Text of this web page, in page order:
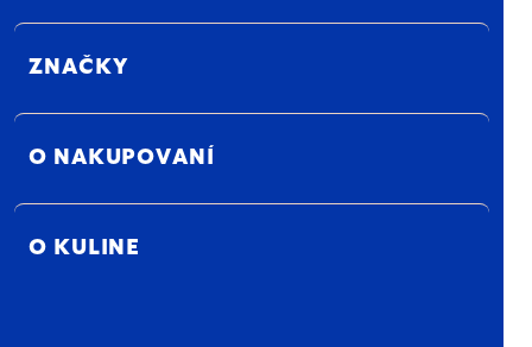
ZNAČKY
O NAKUPOVANÍ
O KULINE